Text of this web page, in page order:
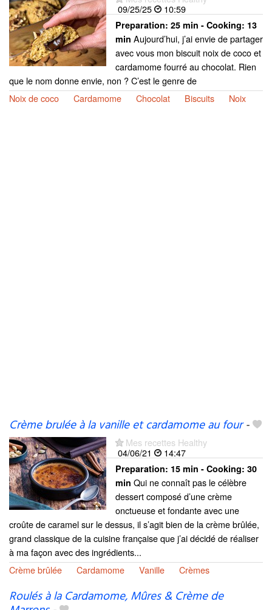
09/25/25
10:59
Preparation: 25 min - Cooking: 13
min Aujourd’hui, j’ai envie de partager
avec vous mon biscuit noix de coco et
cardamome fourré au chocolat. Rien
que le nom donne envie, non ? C’est le genre de
Noix de coco
Cardamome Chocolat Biscuits Noix
Crème brulée à la vanille et cardamome au four-
Mes recettes Healthy
04/06/21
14:47
Preparation: 15 min - Cooking: 30
min Qui ne connaît pas le célèbre
dessert composé d’une crème
onctueuse et fondante avec une
croûte de caramel sur le dessus, il s’agit bien de la crème brûlée,
grand classique de la cuisine française que j’ai décidé de réaliser
à ma façon avec des ingrédients...
Crème brûlée
Cardamome Vanille Crèmes
Roulés à la Cardamome, Mûres & Crème de